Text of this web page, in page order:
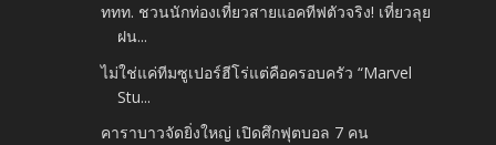
ททท. ชวนนักท่องเที่ยวสายแอคทีฟตัวจริง! เที่ยวลุย
ฝน...
ไม่ใช่แค่ทีมซูเปอร์ฮีโร่แต่คือครอบครัว “Marvel
Stu...
คาราบาวจัดยิ่งใหญ่ เปิดศึกฟุตบอล 7 คน